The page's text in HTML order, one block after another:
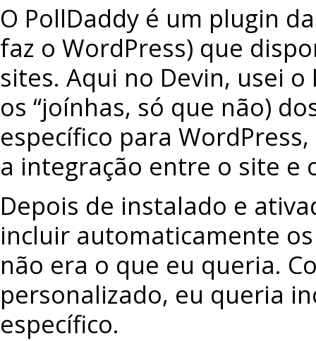
O PollDaddy é um plugin
faz o WordPress) que
sites. Aqui no Devin, usei
os “joínhas, só que não)
específico para
a integração entre o site e
Depois de instalado e
incluir automaticamente
não era o que eu queria.
personalizado, eu queria
específico.